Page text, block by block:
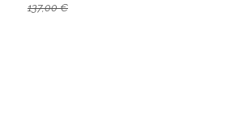
137,00 €